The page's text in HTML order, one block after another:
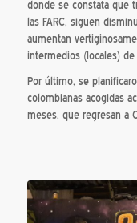
donde se constata que t
las FARC, siguen
aumentan
intermedios (locales)
Por último, se
colombianas acogidas
meses, que regresan a